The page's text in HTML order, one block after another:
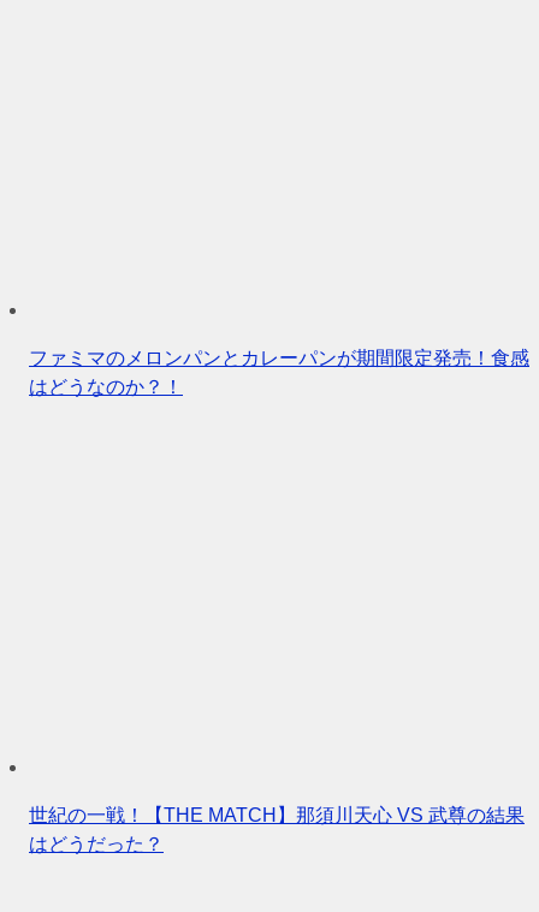
ファミマのメロンパンとカレーパンが期間限定発売！食感
はどうなのか？！
世紀の一戦！【THE MATCH】那須川天心 VS 武尊の結果
はどうだった？